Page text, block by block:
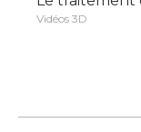
Vidéos 3D